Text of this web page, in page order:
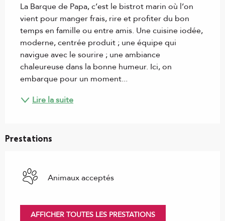
La Barque de Papa, c’est le bistrot marin où l’on
vient pour manger frais, rire et profiter du bon
temps en famille ou entre amis. Une cuisine iodée,
moderne, centrée produit ; une équipe qui
navigue avec le sourire ; une ambiance
chaleureuse dans la bonne humeur. Ici, on
embarque pour un moment...
Lire la suite
Prestations
Animaux acceptés
AFFICHER TOUTES LES PRESTATIONS